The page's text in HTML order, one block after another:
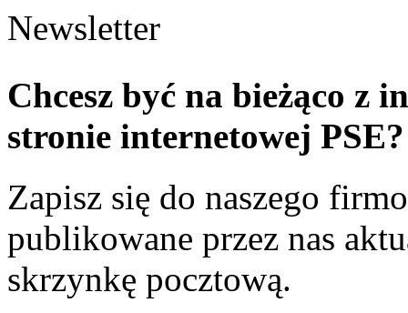
Newsletter
Chcesz być na bieżąco
stronie internetowej PSE?
Zapisz się do naszego
publikowane przez nas
skrzynkę pocztową.